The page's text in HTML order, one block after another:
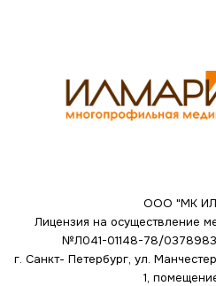
ООО "МК
Лицензия на осуществление
№Л041-01148-78/
г. Санкт- Петербург, ул.
1,